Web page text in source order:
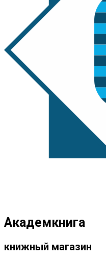
Академкнига
книжный магазин